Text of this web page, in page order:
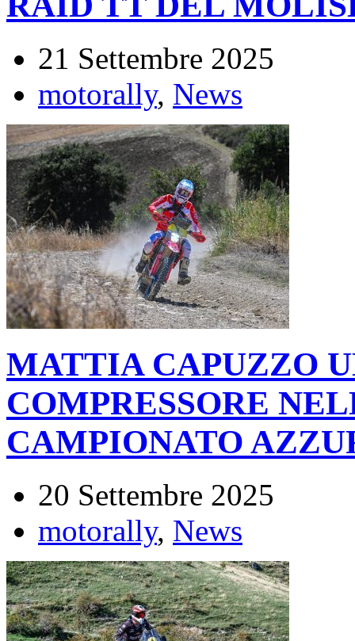
21 Settembre 2025
motorally, News
MATTIA CAPUZZO
COMPRESSORE
CAMPIONATO
20 Settembre 2025
motorally, News